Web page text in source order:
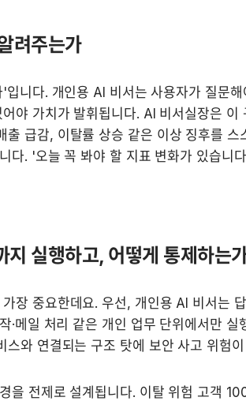
려주는가
니다. 개인용 AI 비서는 사용자가 질문
야 가치가 발휘됩니다. AI 비서실장은 이
출 급감, 이탈률 상승 같은 이상 징후를 스
다. '오늘 꼭 봐야 할 지표 변화가 있습니
지 실행하고, 어떻게 통제하는
장 중요한데요. 우선, 개인용 AI 비서는
·메일 처리 같은 개인 업무 단위에서만 실
스와 연결되는 구조 탓에 보안 사고 위험
을 전제로 설계됩니다. 이탈 위험 고객